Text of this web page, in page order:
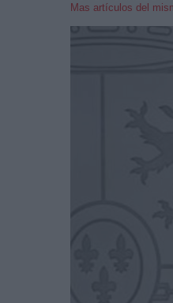
Mas artículos del